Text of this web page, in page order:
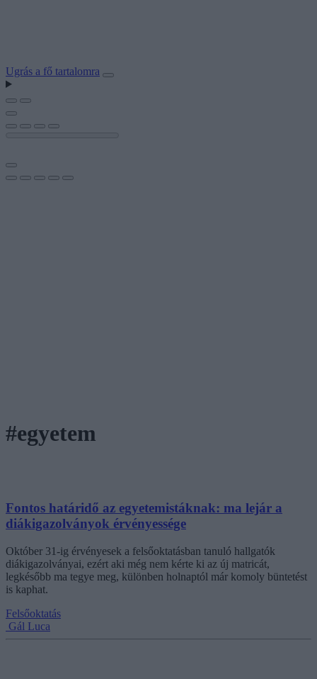
Ugrás a fő tartalomra
#egyetem
Fontos határidő az egyetemistáknak: ma lejár a
diákigazolványok érvényessége
Október 31-ig érvényesek a felsőoktatásban tanuló hallgatók
diákigazolványai, ezért aki még nem kérte ki az új matricát,
legkésőbb ma tegye meg, különben holnaptól már komoly büntetést
is kaphat.
Felsőoktatás
Gál Luca